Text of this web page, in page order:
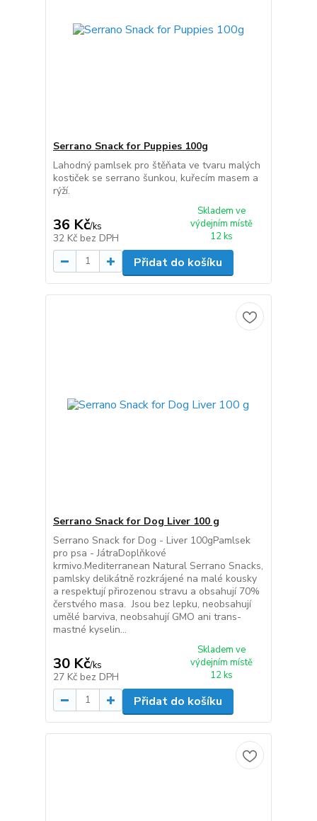
Serrano Snack for Puppies 100g
Lahodný pamlsek pro štěňata ve tvaru malých
kostiček se serrano šunkou, kuřecím masem a
rýží.
36 Kč/ks
32 Kč bez DPH
Skladem ve
výdejním místě
12 ks
Přidat do košíku
Serrano Snack for Dog Liver 100 g
Serrano Snack for Dog - Liver 100gPamlsek
pro psa - JátraDoplňkové
krmivo.Mediterranean Natural Serrano Snacks,
pamlsky delikátně rozkrájené na malé kousky
a respektují přirozenou stravu a obsahují 70%
čerstvého masa. Jsou bez lepku, neobsahují
umělé barviva, neobsahují GMO ani trans-
mastné kyselin...
30 Kč/ks
27 Kč bez DPH
Skladem ve
výdejním místě
12 ks
Přidat do košíku